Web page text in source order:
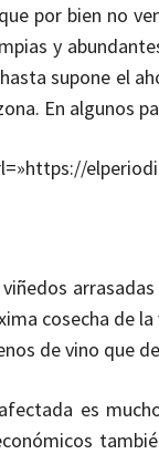
por bien no
y
supone el
En algunos
cosecha de
de vino que
es